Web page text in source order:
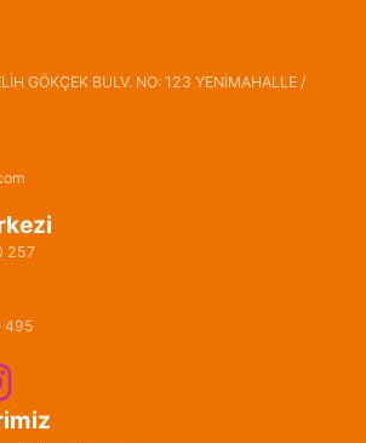
GÖKÇEK BULV. NO: 123 YENİMAHALLE /
257
495